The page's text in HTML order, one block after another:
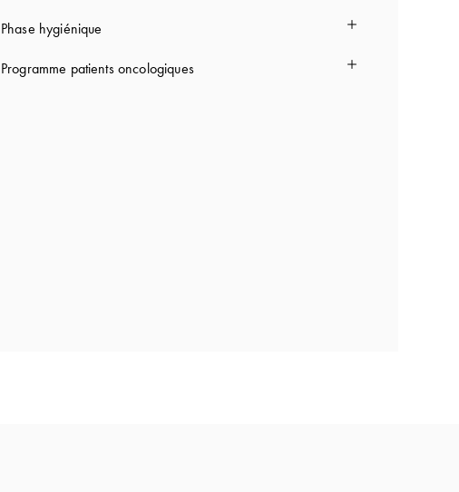
Phase hygiénique
Programme patients oncologiques